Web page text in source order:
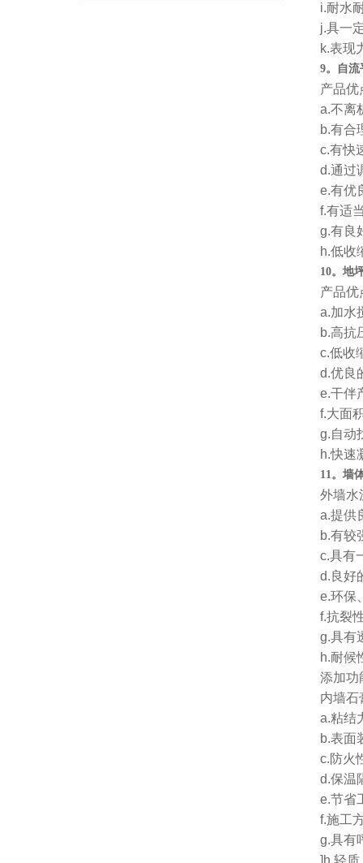
i.耐水
j.具一
k.表现
9。自流
产品优
a.不离
b.有合
c.有快
d.通过
e.有优
f.有适
g.有良
h.低收
10。地
产品优
a.加水
b.高抗
c.低收
d.优良
e.干伴
f.大面
g.自动
h.快速
11。墙
外墙水
a.提供
b.有较
c.具有
d.良好
e.环保
f.抗裂
g.具有
h.耐候
添加功
内墙石
a.粘结
b.表面
c.防火
d.保温
e.节省
f.施工
g.具有
]h.轻质